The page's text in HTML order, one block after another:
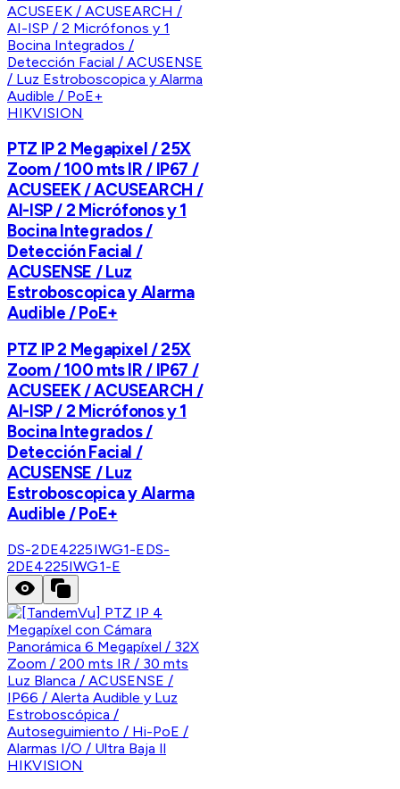
HIKVISION
PTZ IP 2 Megapixel / 25X
Zoom / 100 mts IR / IP67 /
ACUSEEK / ACUSEARCH /
AI-ISP / 2 Micrófonos y 1
Bocina Integrados /
Detección Facial /
ACUSENSE / Luz
Estroboscopica y Alarma
Audible / PoE+
PTZ IP 2 Megapixel / 25X
Zoom / 100 mts IR / IP67 /
ACUSEEK / ACUSEARCH /
AI-ISP / 2 Micrófonos y 1
Bocina Integrados /
Detección Facial /
ACUSENSE / Luz
Estroboscopica y Alarma
Audible / PoE+
DS-2DE4225IWG1-EDS-
2DE4225IWG1-E
HIKVISION